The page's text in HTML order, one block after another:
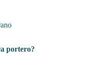
portero?